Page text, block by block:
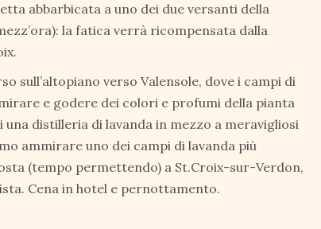
abbarbicata a uno dei due versanti della
la fatica verrà ricompensata dalla
sull’altopiano verso Valensole, dove i campi di
e godere dei colori e profumi della pianta
distilleria di lavanda in mezzo a meravigliosi
ammirare uno dei campi di lavanda più
(tempo permettendo) a St.Croix-sur-Verdon,
Cena in hotel e pernottamento.